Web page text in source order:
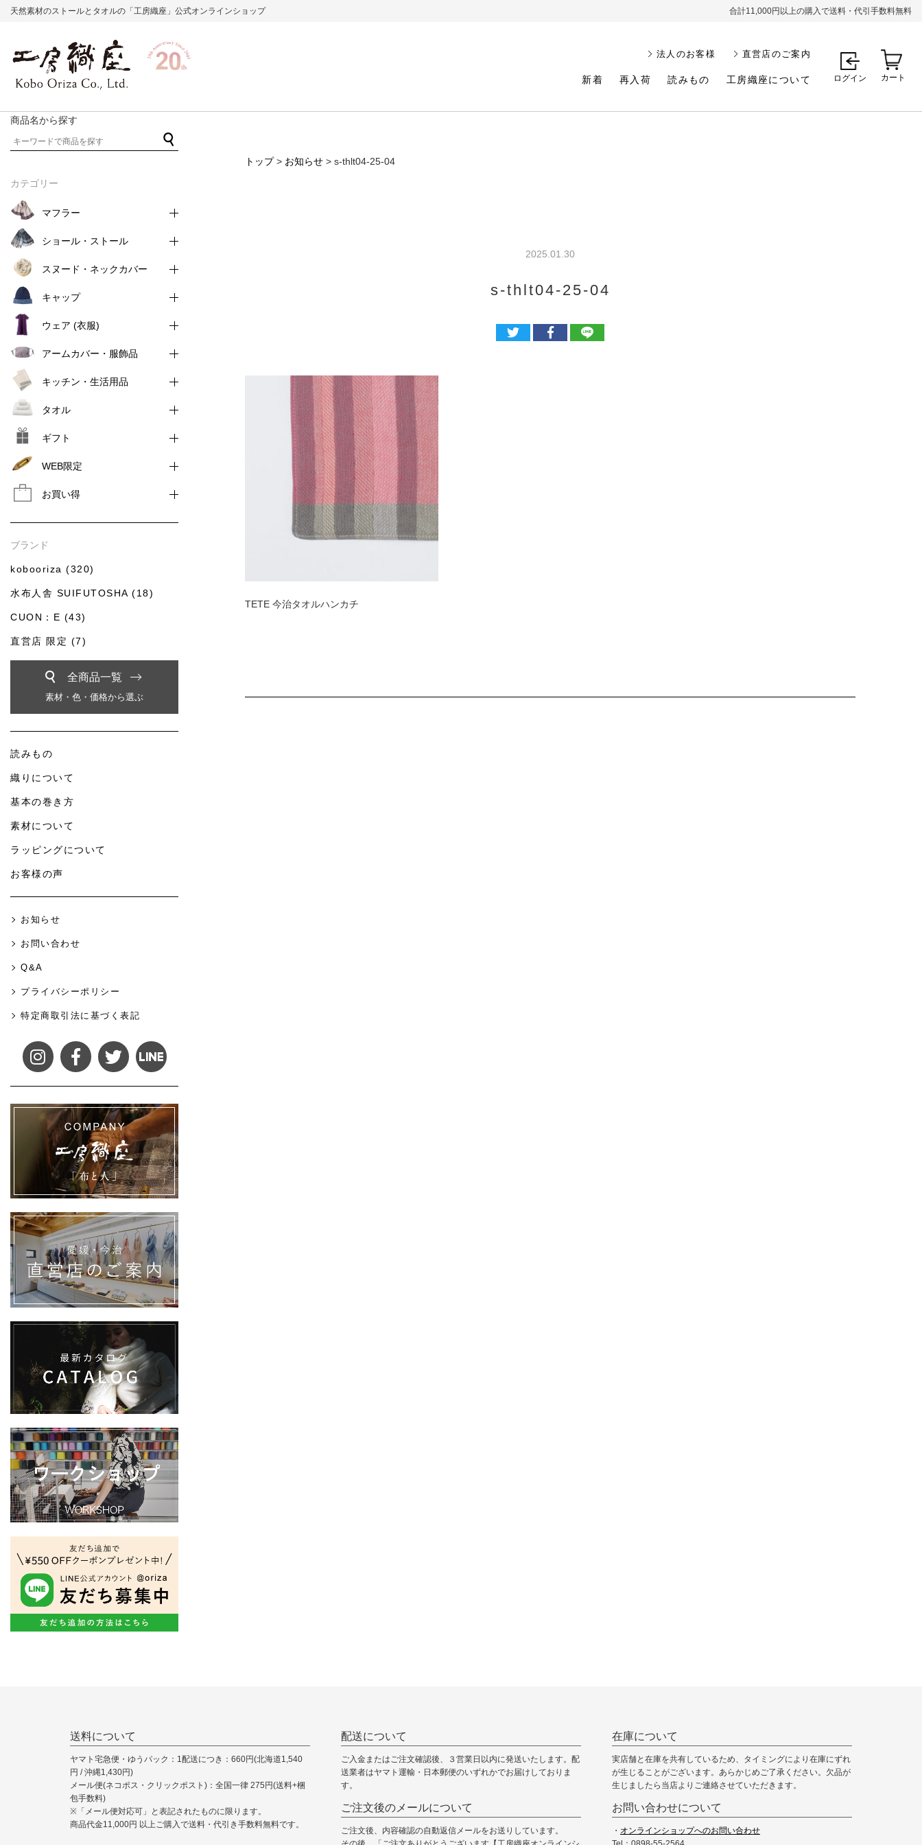
天然素材のストールとタオルの「工房織座」公式オンラインショップ 合計11,000円以上の購入で送料・代引手数料無料
新着 再入荷 読みもの 工房織座について
法人のお客様 直営店のご案内
ログイン カート
トップ> お知らせ > s-thlt04-25-04
2025.01.30
s-thlt04-25-04
TETE 今治タオルハンカチ
商品名から探す
カテゴリー
マフラー
ショール・ストール
スヌード・ネックカバー
キャップ
ウェア (衣服)
アームカバー・服飾品
キッチン・生活用品
タオル
ギフト
WEB限定
お買い得
ブランド
kobooriza (320)
水布人舎 SUIFUTOSHA (18)
CUON：E (43)
直営店 限定 (7)
全商品一覧
素材・色・価格から選ぶ
読みもの
織りについて
基本の巻き方
素材について
ラッピングについて
お客様の声
お知らせ
お問い合わせ
Q&A
プライバシーポリシー
特定商取引法に基づく表記
送料について
ヤマト宅急便・ゆうパック：1配送につき：660円(北海道1,540
円 / 沖縄1,430円)
メール便(ネコポス・クリックポスト)：全国一律 275円(送料+梱
包手数料)
※「メール便対応可」と表記されたものに限ります。
商品代金11,000円 以上ご購入で送料・代引き手数料無料です。
配送について
ご入金またはご注文確認後、３営業日以内に発送いたします。配
送業者はヤマト運輸・日本郵便のいずれかでお届けしておりま
す。
ご注文後のメールについて
ご注文後、内容確認の自動返信メールをお送りしています。
在庫について
実店舗と在庫を共有しているため、タイミングにより在庫にずれ
が生じることがございます。あらかじめご了承ください。欠品が
生じましたら当店よりご連絡させていただきます。
お問い合わせについて
・ オンラインショップへのお問い合わせ